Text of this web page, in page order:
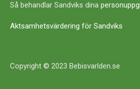
Så behandlar Sandviks dina
Aktsamhetsvärdering för Sandviks
Copyright © 2023 Bebisvarlden.se